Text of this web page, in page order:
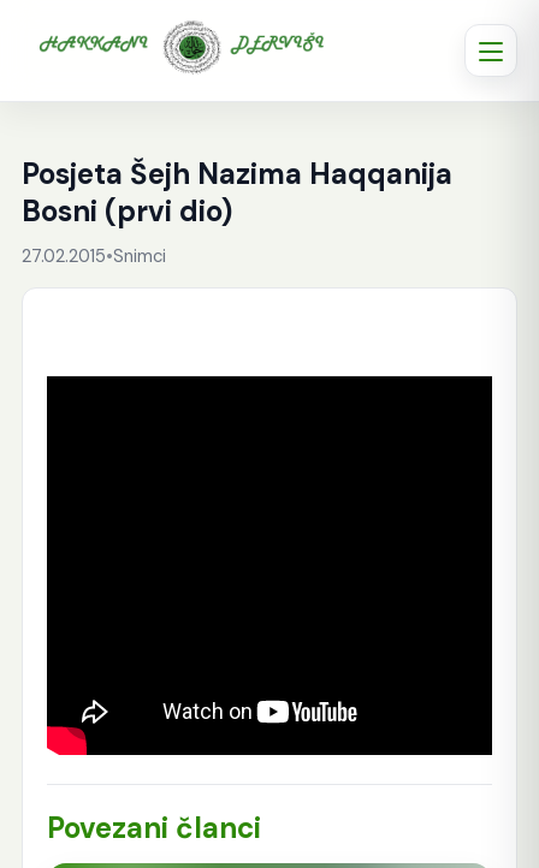
Posjeta Šejh Nazima Haqqanija
Bosni (prvi dio)
27.02.2015•Snimci
Povezani članci